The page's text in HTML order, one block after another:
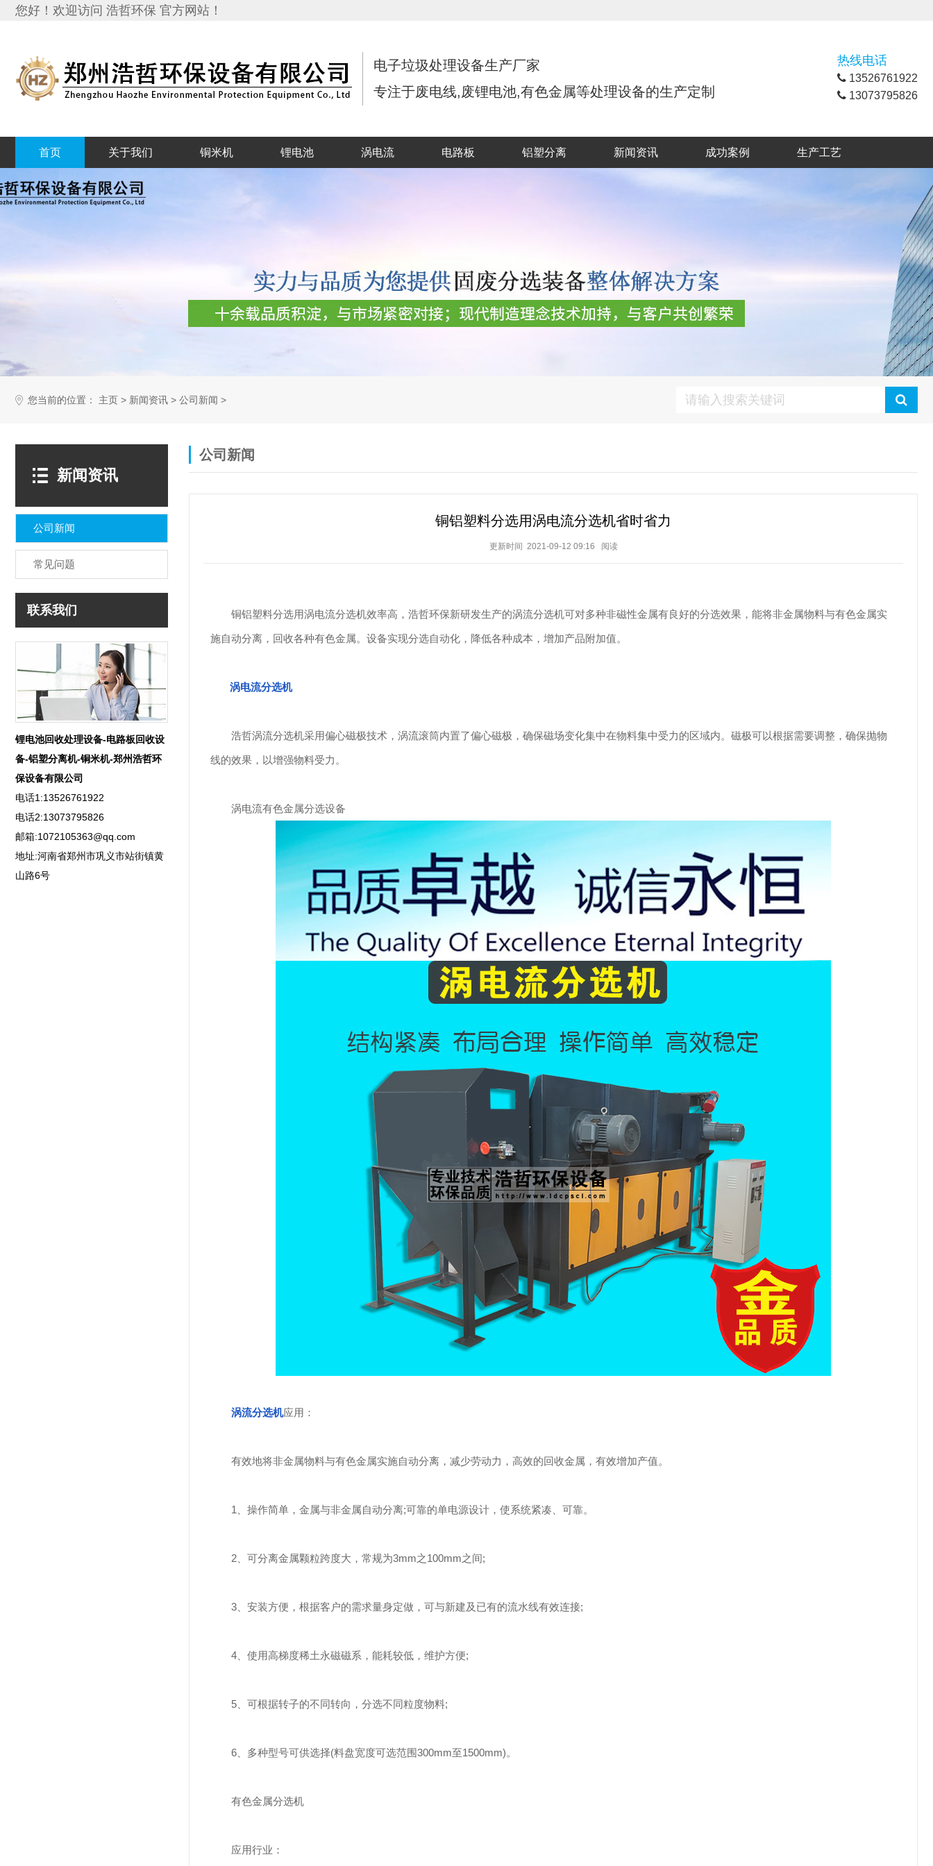
您好！欢迎访问 浩哲环保 官方网站！
电子垃圾处理设备生产厂家
专注于废电线,废锂电池,有色金属等处理设备的生产定制
热线电话
13526761922
13073795826
首页 关于我们 铜米机 锂电池 涡电流 电路板 铝塑分离 新闻资讯 成功案例 生产工艺
您当前的位置： 主页 > 新闻资讯 > 公司新闻 >
新闻资讯
公司新闻
常见问题
联系我们
锂电池回收处理设备-电路板回收设
备-铝塑分离机-铜米机-郑州浩哲环
保设备有限公司
电话1:13526761922
电话2:13073795826
邮箱:1072105363@qq.com
地址:河南省郑州市巩义市站街镇黄
山路6号
公司新闻
铜铝塑料分选用涡电流分选机省时省力
更新时间 2021-09-12 09:16 阅读
铜铝塑料分选用涡电流分选机效率高，浩哲环保新研发生产的涡流分选机可对多种非磁性金属有良好的分选效果，能将非金属物料与有色金属实
施自动分离，回收各种有色金属。设备实现分选自动化，降低各种成本，增加产品附加值。
涡电流分选机
浩哲涡流分选机采用偏心磁极技术，涡流滚筒内置了偏心磁极，确保磁场变化集中在物料集中受力的区域内。磁极可以根据需要调整，确保抛物
线的效果，以增强物料受力。
涡电流有色金属分选设备
涡流分选机应用：
有效地将非金属物料与有色金属实施自动分离，减少劳动力，高效的回收金属，有效增加产值。
1、操作简单，金属与非金属自动分离;可靠的单电源设计，使系统紧凑、可靠。
2、可分离金属颗粒跨度大，常规为3mm之100mm之间;
3、安装方便，根据客户的需求量身定做，可与新建及已有的流水线有效连接;
4、使用高梯度稀土永磁磁系，能耗较低，维护方便;
5、可根据转子的不同转向，分选不同粒度物料;
6、多种型号可供选择(料盘宽度可选范围300mm至1500mm)。
有色金属分选机
应用行业：